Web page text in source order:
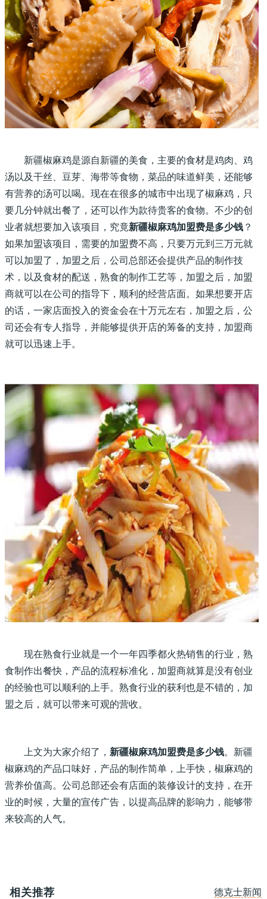
新疆椒麻鸡是源自新疆的美食，主要的食材是鸡肉、鸡
汤以及干丝、豆芽、海带等食物，菜品的味道鲜美，还能够
有营养的汤可以喝。现在在很多的城市中出现了椒麻鸡，只
要几分钟就出餐了，还可以作为款待贵客的食物。不少的创
业者就想要加入该项目，究竟新疆椒麻鸡加盟费是多少钱 ？
如果加盟该项目，需要的加盟费不高，只要万元到三万元就
可以加盟了，加盟之后，公司总部还会提供产品的制作技
术，以及食材的配送，熟食的制作工艺等，加盟之后，加盟
商就可以在公司的指导下，顺利的经营店面。如果想要开店
的话，一家店面投入的资金会在十万元左右，加盟之后，公
司还会有专人指导，并能够提供开店的筹备的支持，加盟商
就可以迅速上手。
现在熟食行业就是一个一年四季都火热销售的行业，熟
食制作出餐快，产品的流程标准化，加盟商就算是没有创业
的经验也可以顺利的上手。熟食行业的获利也是不错的，加
盟之后，就可以带来可观的营收。
上文为大家介绍了， 新疆椒麻鸡加盟费是多少钱。新疆
椒麻鸡的产品口味好，产品的制作简单，上手快，椒麻鸡的
营养价值高。公司总部还会有店面的装修设计的支持，在开
业的时候，大量的宣传广告，以提高品牌的影响力，能够带
来较高的人气。
相关推荐 德克士新闻